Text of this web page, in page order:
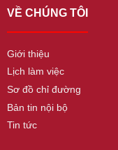
VỀ CHÚNG TÔI
Giới thiệu
Lịch làm việc
Sơ đồ chỉ đường
Bản tin nội bộ
Tin tức